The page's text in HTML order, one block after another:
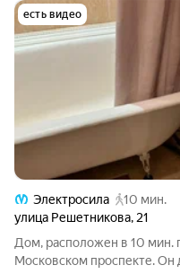
есть видео
Электросила
10 мин.
улица Решетникова, 21
Дом, расположен в 10 мин.
Московском проспекте. Он